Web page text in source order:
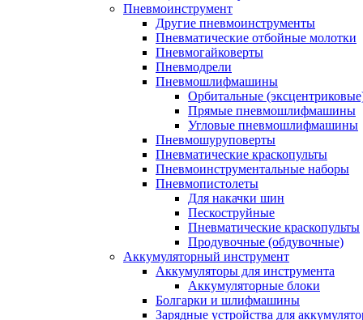
Пневмоинструмент
Другие пневмоинструменты
Пневматические отбойные молотки
Пневмогайковерты
Пневмодрели
Пневмошлифмашины
Орбитальные
Прямые пневмошлифмашины
Угловые пневмошлифмашины
Пневмошуруповерты
Пневматические краскопульты
Пневмоинструментальные наборы
Пневмопистолеты
Для накачки шин
Пескоструйные
Пневматические краскопульты
Продувочные (обдувочные)
Аккумуляторный инструмент
Аккумуляторы для инструмента
Аккумуляторные блоки
Болгарки и шлифмашины
Зарядные устройства для